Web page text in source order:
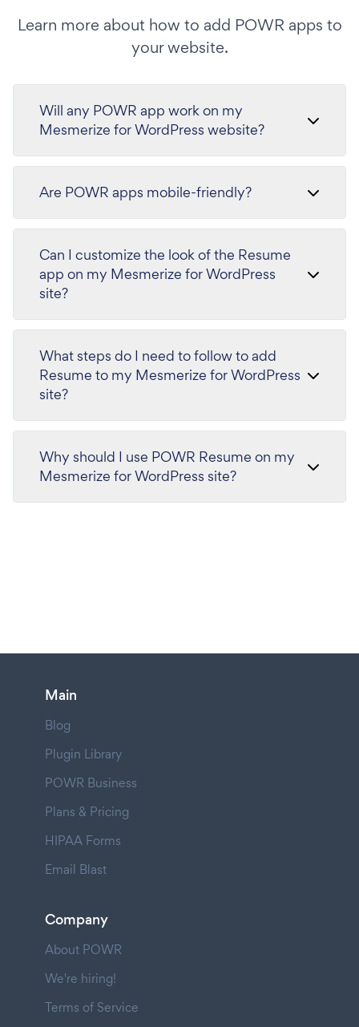
Learn more about how to add POWR apps to
your website.
Will any POWR app work on my
Mesmerize for WordPress website?
Are POWR apps mobile-friendly?
Can I customize the look of the Resume
app on my Mesmerize for WordPress
site?
What steps do I need to follow to add
Resume to my Mesmerize for WordPress
site?
Why should I use POWR Resume on my
Mesmerize for WordPress site?
Main
Blog
Plugin Library
POWR Business
Plans & Pricing
HIPAA Forms
Email Blast
Company
About POWR
We're hiring!
Terms of Service